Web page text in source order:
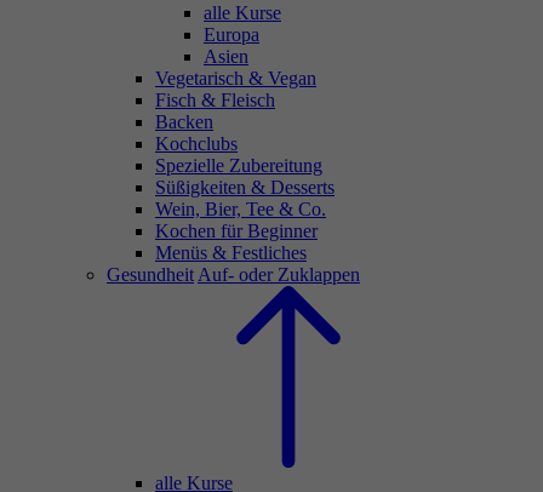
alle Kurse
Europa
Asien
Vegetarisch & Vegan
Fisch & Fleisch
Backen
Kochclubs
Spezielle Zubereitung
Süßigkeiten & Desserts
Wein, Bier, Tee & Co.
Kochen für Beginner
Menüs & Festliches
Gesundheit Auf- oder Zuklappen
alle Kurse